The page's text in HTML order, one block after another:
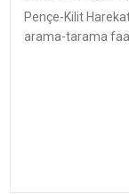
Pençe-Kilit
arama-tarama